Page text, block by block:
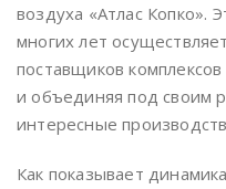
воздуха «Атлас Копко».
многих лет
поставщиков
и объединяя под своим
интересные
Как показывает